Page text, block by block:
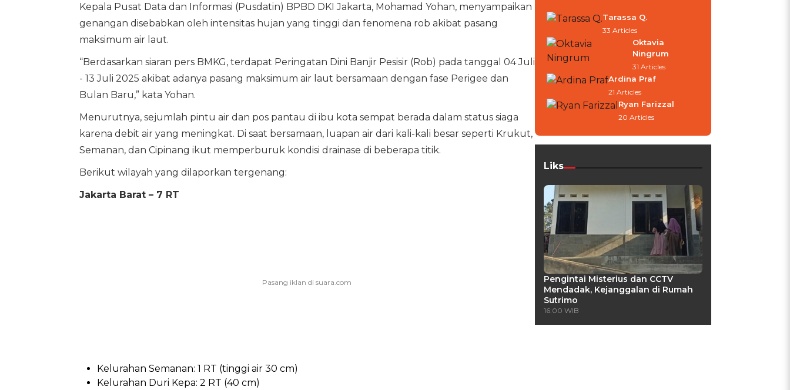
Kepala Pusat Data dan Informasi (Pusdatin) BPBD DKI Jakarta, Mohamad Yohan, menyampaikan
genangan disebabkan oleh intensitas hujan yang tinggi dan fenomena rob akibat pasang
maksimum air laut.
“Berdasarkan siaran pers BMKG, terdapat Peringatan Dini Banjir Pesisir (Rob) pada tanggal 04 Juli
- 13 Juli 2025 akibat adanya pasang maksimum air laut bersamaan dengan fase Perigee dan
Bulan Baru,” kata Yohan.
Menurutnya, sejumlah pintu air dan pos pantau di ibu kota sempat berada dalam status siaga
karena debit air yang meningkat. Di saat bersamaan, luapan air dari kali-kali besar seperti Krukut,
Semanan, dan Cipinang ikut memperburuk kondisi drainase di beberapa titik.
Berikut wilayah yang dilaporkan tergenang:
Jakarta Barat – 7 RT
Kelurahan Semanan: 1 RT (tinggi air 30 cm)
Kelurahan Duri Kepa: 2 RT (40 cm)
Tarassa Q.
33 Articles
Oktavia
Ningrum
31 Articles
Ardina Praf
21 Articles
Ryan Farizzal
20 Articles
Liks
Pengintai Misterius dan CCTV
Mendadak, Kejanggalan di Rumah
Sutrimo
16:00 WIB